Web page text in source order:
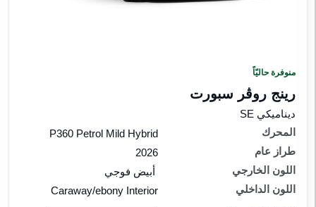
منوفرة حاليّاً
رينج روڤر سبورت
ديناميكي SE
المحرك
P360 Petrol Mild Hybrid
طراز عام
2026
اللون الخارجي
أبيض فوجي
اللون الداخلي
Caraway/ebony Interior
اللون
الخارجي
اللون
الداخلي
طراز